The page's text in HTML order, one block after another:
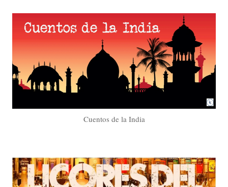
Cuentos de la India